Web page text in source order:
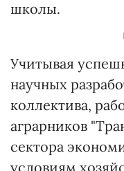
школы.
Учитывая
научных
коллектива,
аграрников
сектора
условиям